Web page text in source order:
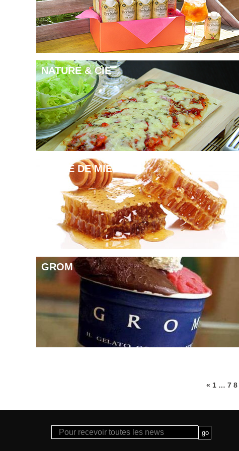
NATURE & CIE
TERRE DE MIEL
GROM
« 1 … 7 8